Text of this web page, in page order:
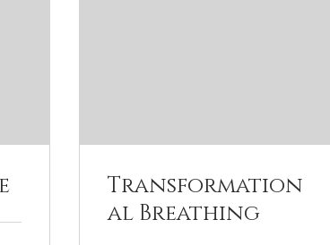
Transformation
al Breathing